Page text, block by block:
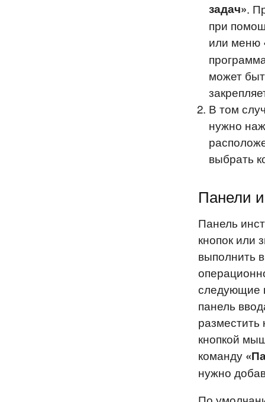
задач».
при
или меню
может
В том
нужно
выбрать
Панели
Панель
кнопок или
выполнить
следующие
панель
кнопкой
команду
нужно